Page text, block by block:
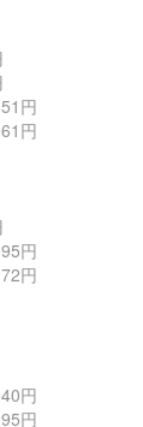
円
円
円
円
円
円